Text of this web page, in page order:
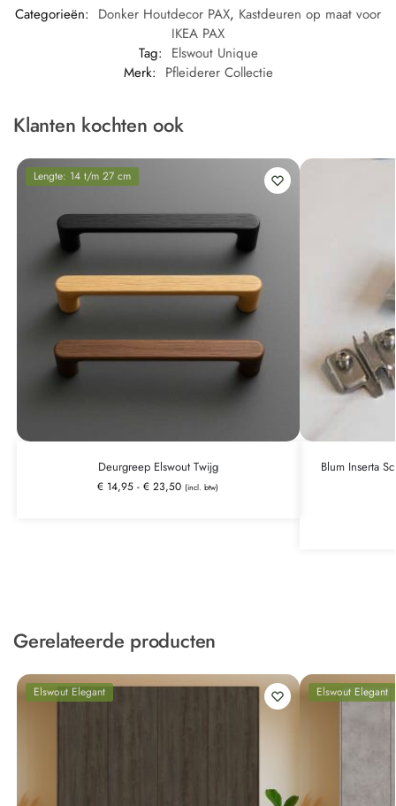
Categorieën: Donker Houtdecor PAX, Kastdeuren op maat voor
IKEA PAX
Tag: Elswout Unique
Merk: Pfleiderer Collectie
Klanten kochten ook
Lengte: 14 t/m 27 cm
Deurgreep Elswout Twijg
€ 14,95 - € 23,50 (incl. btw)
Blum Inserta
Gerelateerde producten
Elswout Elegant Elswout Elegant